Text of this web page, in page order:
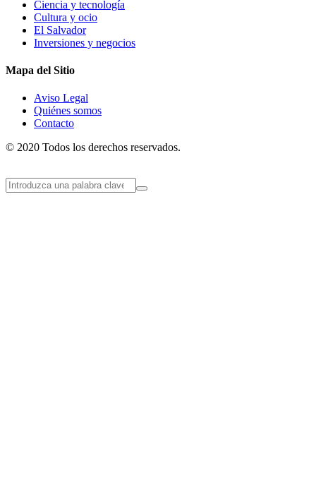
Ciencia y tecnología
Cultura y ocio
El Salvador
Inversiones y negocios
Mapa del Sitio
Aviso Legal
Quiénes somos
Contacto
© 2020 Todos los derechos reservados.